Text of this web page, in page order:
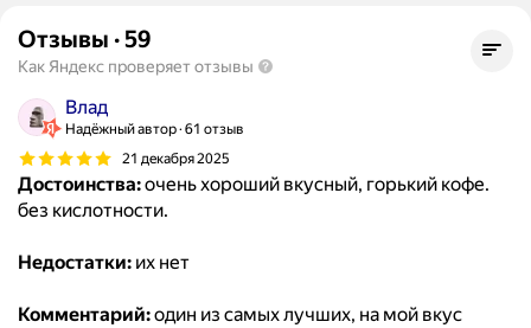
Отзывы ·59
Как Яндекс проверяет отзывы
Влад
Надёжный автор 61 отзыв
21 декабря 2025
Достоинства:очень хороший вкусный, горький кофе.
без кислотности.
Недостатки: их нет
Комментарий:один из самых лучших, на мой вкус